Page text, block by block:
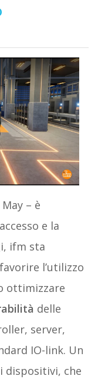
– è
e la
ifm sta
l’utilizzo
ottimizzare
delle
server,
IO-link. Un
dispositivi, che